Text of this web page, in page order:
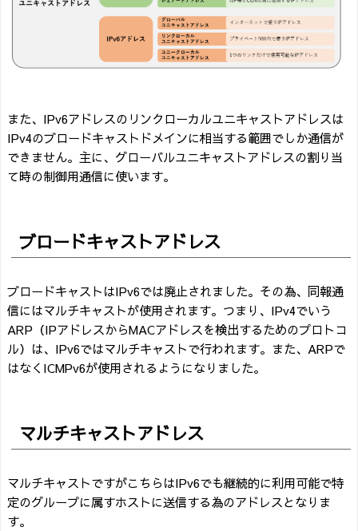
また、IPv6アドレスのリンクローカルユニキャストアドレスは
IPv4のブロードキャストドメインに相当する範囲でしか通信が
できません。主に、グローバルユニキャストアドレスの割り当
て時の制御用通信に使います。
ブロードキャストアドレス
ブロードキャストはIPv6では廃止されました。その為、同報通
信にはマルチキャストが使用されます。つまり、IPv4でいう
ARP（IPアドレスからMACアドレスを検出するためのプロトコ
ル）は、IPv6ではマルチキャストで行われます。また、ARPで
はなくICMPv6が使用されるようになりました。
マルチキャストアドレス
マルチキャストですがこちらはIPv6でも継続的に利用可能で特
定のグループに属すホストに送信する為のアドレスとなりま
す。